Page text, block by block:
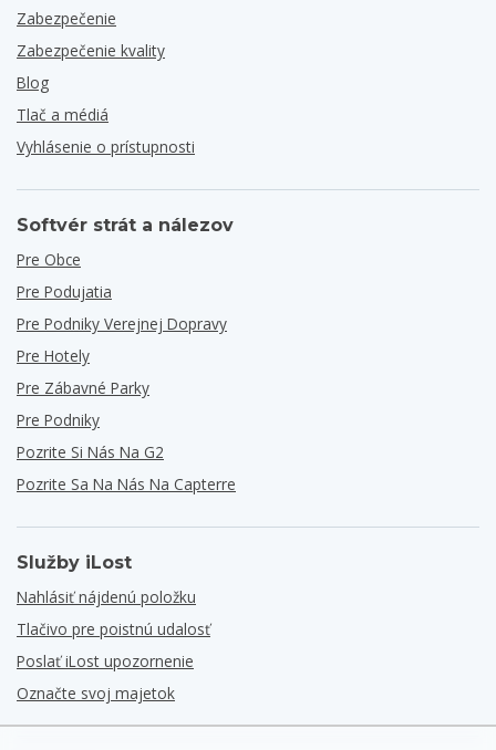
Zabezpečenie
Zabezpečenie kvality
Blog
Tlač a médiá
Vyhlásenie o prístupnosti
Softvér strát a nálezov
Pre Obce
Pre Podujatia
Pre Podniky Verejnej Dopravy
Pre Hotely
Pre Zábavné Parky
Pre Podniky
Pozrite Si Nás Na G2
Pozrite Sa Na Nás Na Capterre
Služby iLost
Nahlásiť nájdenú položku
Tlačivo pre poistnú udalosť
Poslať iLost upozornenie
Označte svoj majetok